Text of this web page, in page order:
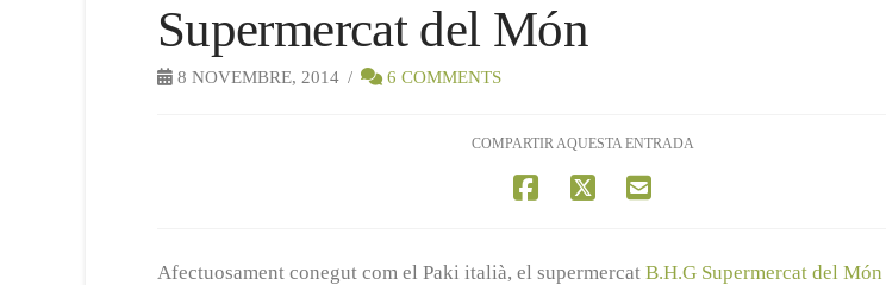
Supermercat del Món
8 NOVEMBRE, 2014 6 COMMENTS
COMPARTIR AQUESTA ENTRADA
Afectuosament conegut com el Paki italià, el supermercat B.H.G Supermercat del Món